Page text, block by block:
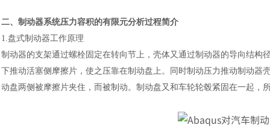
二、制动器系统压力容积的有限元分析过程简介
1.盘式制动器工作原理
制动器的支架通过螺栓固定在转向节上，壳体又通过制动器的导向结
下推动活塞侧摩擦片，使之压靠在制动盘上。同时制动压力推动制动
动盘两侧被摩擦片夹住，而被制动。制动盘又和车轮轮毂紧固在一起，